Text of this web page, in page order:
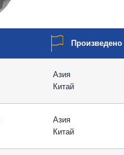
Произведено
Азия
Китай
Азия
Китай